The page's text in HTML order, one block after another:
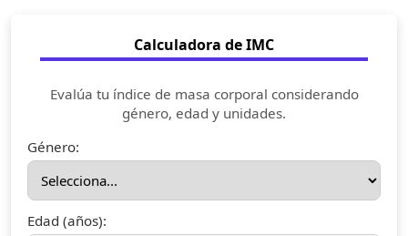
Calculadora de IMC
Evalúa tu índice de masa corporal considerando
género, edad y unidades.
Género:
Edad (años):